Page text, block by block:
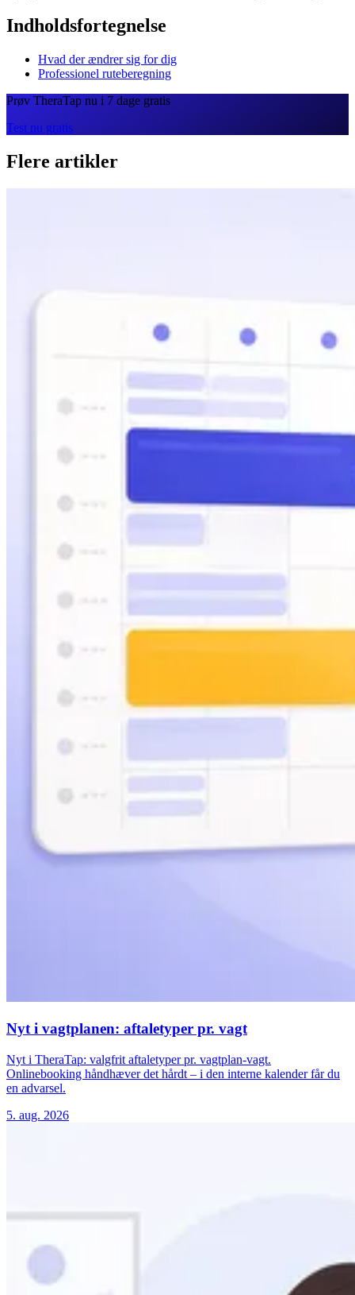
Indholdsfortegnelse
Hvad der ændrer sig for dig
Professionel ruteberegning
Prøv TheraTap nu i 7 dage gratis
Test nu gratis
Flere artikler
Nyt i vagtplanen: aftaletyper pr. vagt
Nyt i TheraTap: valgfrit aftaletyper pr. vagtplan-vagt.
Onlinebooking håndhæver det hårdt – i den interne kalender får du
en advarsel.
5. aug. 2026